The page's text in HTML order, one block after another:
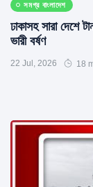
সমগ্র বাংলাদেশ
ঢাকাসহ সারা দেশে
ভারী বর্ষণ
22 Jul, 2026 18